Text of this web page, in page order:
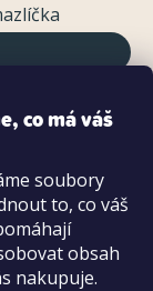
co má váš
soubory
to, co váš
obsah
nakupuje.